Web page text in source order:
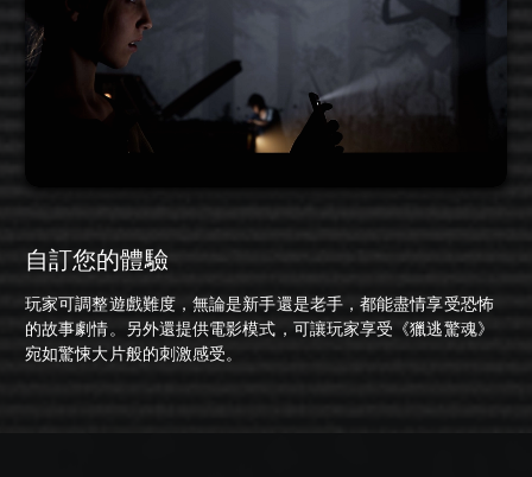
自訂您的體驗
玩家可調整遊戲難度，無論是新手還是老手，都能盡情享受恐怖
的故事劇情。另外還提供電影模式，可讓玩家享受《獵逃驚魂》
宛如驚悚大片般的刺激感受。